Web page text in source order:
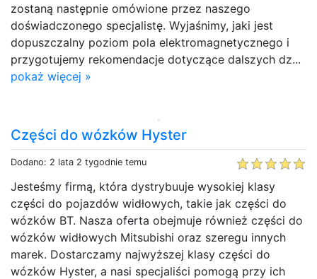
zostaną następnie omówione przez naszego
doświadczonego specjalistę. Wyjaśnimy, jaki jest
dopuszczalny poziom pola elektromagnetycznego i
przygotujemy rekomendacje dotyczące dalszych dz...
pokaż więcej »
Części do wózków Hyster
Dodano: 2 lata 2 tygodnie temu
Jesteśmy firmą, która dystrybuuje wysokiej klasy
części do pojazdów widłowych, takie jak części do
wózków BT. Nasza oferta obejmuje również części do
wózków widłowych Mitsubishi oraz szeregu innych
marek. Dostarczamy najwyższej klasy części do
wózków Hyster, a nasi specjaliści pomogą przy ich